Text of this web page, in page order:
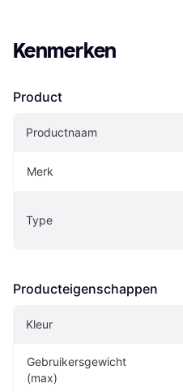
Kenmerken
Product
Productnaam
Merk
Type
Producteigenschappen
Kleur
Gebruikersgewicht
(max)